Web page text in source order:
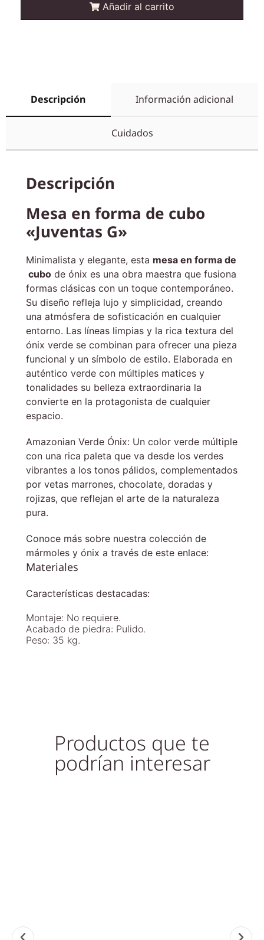
Añadir al carrito
Descripción Información adicional
Cuidados
Descripción
Mesa en forma de cubo
«Juventas G»
Minimalista y elegante, esta mesa en forma de
cubo de ónix es una obra maestra que fusiona
formas clásicas con un toque contemporáneo.
Su diseño refleja lujo y simplicidad, creando
una atmósfera de sofisticación en cualquier
entorno. Las líneas limpias y la rica textura del
ónix verde se combinan para ofrecer una pieza
funcional y un símbolo de estilo. Elaborada en
auténtico verde con múltiples matices y
tonalidades su belleza extraordinaria la
convierte en la protagonista de cualquier
espacio.
Amazonian Verde Ónix: Un color verde múltiple
con una rica paleta que va desde los verdes
vibrantes a los tonos pálidos, complementados
por vetas marrones, chocolate, doradas y
rojizas, que reflejan el arte de la naturaleza
pura.
Conoce más sobre nuestra colección de
mármoles y ónix a través de este enlace:
Materiales
Características destacadas:
Montaje: No requiere.
Acabado de piedra: Pulido.
Peso: 35 kg.
Productos que te
podrían interesar